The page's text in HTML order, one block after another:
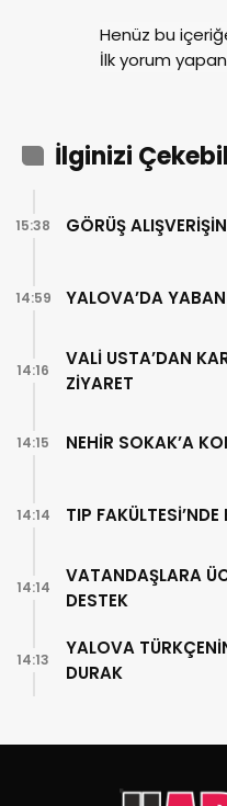
Henüz bu
İlk yorum
İlginizi
GÖRÜŞ
15:38
YALOVA’DA
14:59
VALİ USTA’DAN
ZİYARET
14:16
NEHİR SOKAK’A
14:15
TIP
14:14
VATANDAŞLARA
DESTEK
14:14
YALOVA
DURAK
14:13